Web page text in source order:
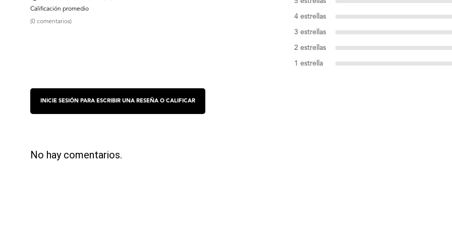
(0 comentarios)
4 estrellas
3 estrellas
2 estrellas
1 estrella
No hay comentarios.